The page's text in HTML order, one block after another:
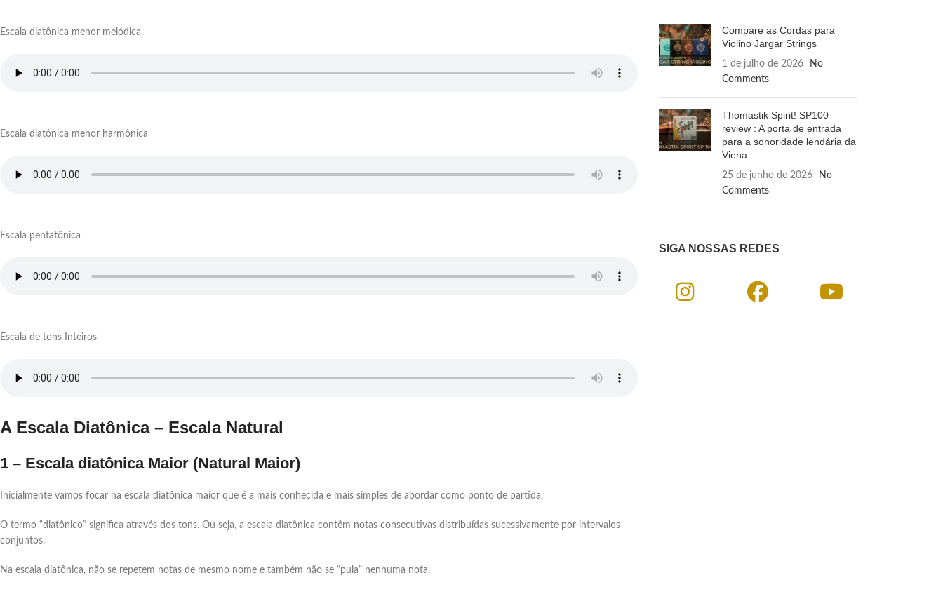
Escala diatônica menor melódica
Escala diatônica menor harmônica
Escala pentatônica
Escala de tons Inteiros
A Escala Diatônica – Escala Natural
1 – Escala diatônica Maior (Natural Maior)
Inicialmente vamos focar na escala diatônica maior que é a mais conhecida e mais simples de abordar como ponto de partida.
O termo “diatônico” significa através dos tons. Ou seja, a escala diatônica contêm notas consecutivas distribuídas sucessivamente por intervalos
conjuntos.
Na escala diatônica, não se repetem notas de mesmo nome e também não se “pula” nenhuma nota.
Compare as Cordas para
Violino Jargar Strings
1 de julho de 2026
No
Comments
Thomastik Spirit! SP100
review : A porta de entrada
para a sonoridade lendária da
Viena
25 de junho de 2026
No
Comments
SIGA NOSSAS REDES